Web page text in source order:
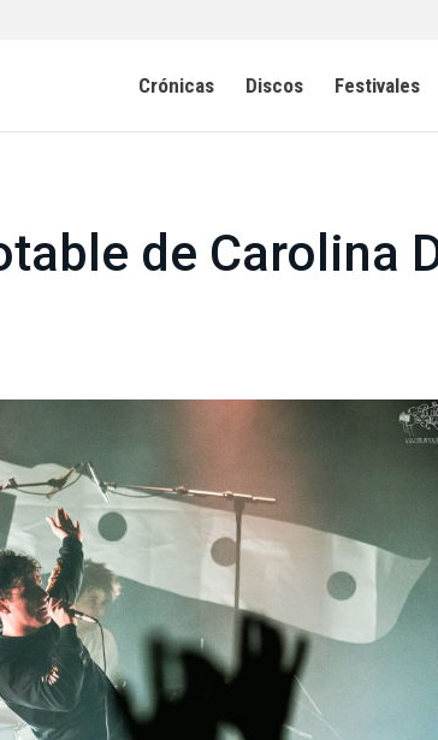
Crónicas Discos Festivales
de Carolina